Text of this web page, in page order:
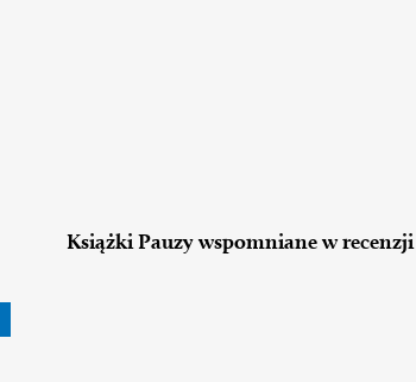
Książki Pauzy wspomniane w recenzji